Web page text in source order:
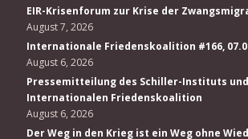
EIR-Krisenforum zur Krise der
August 7, 2026
Internationale Friedenskoalition #166,
August 6, 2026
Pressemitteilung des Schiller-Instituts
Internationalen Friedenskoalition
August 6, 2026
Der Weg in den Krieg ist ein Weg ohne